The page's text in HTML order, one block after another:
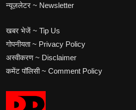
न्यूज़लेटर ~ Newsletter
खबर भेजें ~ Tip Us
गोपनीयता ~ Privacy Policy
अस्वीकरण ~ Disclaimer
कमेंट पॉलिसी ~ Comment Policy